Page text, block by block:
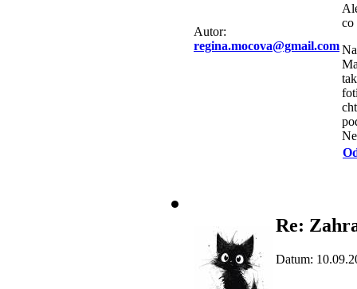
Autor:
regina.mocova@gmail.com
co
Re:
Datum: